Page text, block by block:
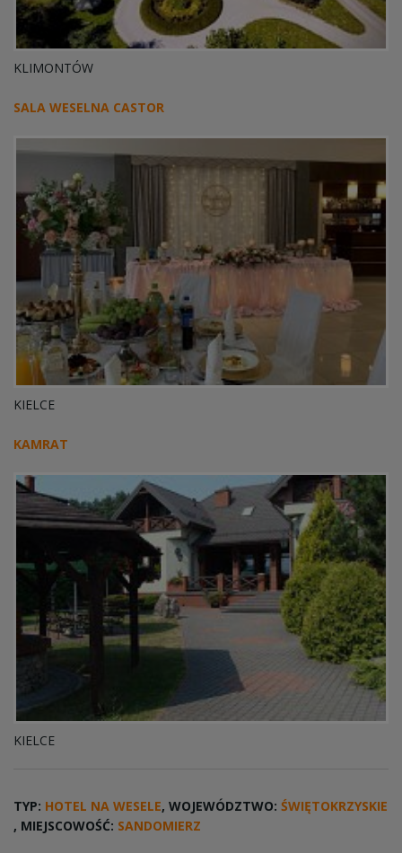
KLIMONTÓW
SALA WESELNA CASTOR
KIELCE
KAMRAT
KIELCE
TYP: HOTEL NA WESELE, WOJEWÓDZTWO: ŚWIĘTOKRZYSKIE
, MIEJSCOWOŚĆ: SANDOMIERZ